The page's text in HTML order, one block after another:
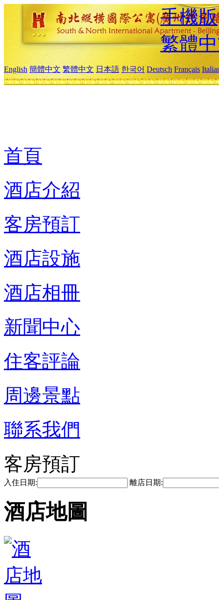
手機版
繁體
English 簡體中文 繁體中文 日本語 한국어 Deutsch Français
首頁
酒店介紹
客房預訂
酒店設施
酒店相冊
新聞中心
住客評論
周邊景點
聯系我們
客房預訂
入住日期: 離店日期:
酒店地圖